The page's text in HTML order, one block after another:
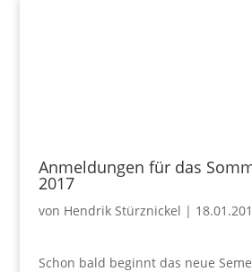
Anmeldungen für das
2017
von Hendrik Stürznickel |
Schon bald beginnt das neue